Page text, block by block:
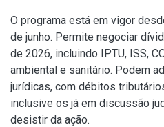
O programa está em vigor
de junho. Permite negociar
de 2026, incluindo IPTU, ISS,
ambiental e sanitário. Podem
jurídicas, com débitos
inclusive os já em discussão
desistir da ação.